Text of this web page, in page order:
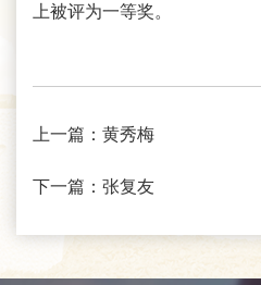
上被评为一等奖。
上一篇： 黄秀梅
下一篇： 张复友